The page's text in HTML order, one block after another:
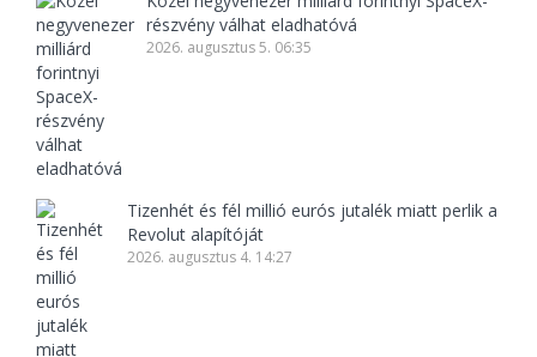
részvény válhat eladhatóvá
2026. augusztus 5. 06:35
Tizenhét és fél millió eurós jutalék miatt perlik a
Revolut alapítóját
2026. augusztus 4. 14:27